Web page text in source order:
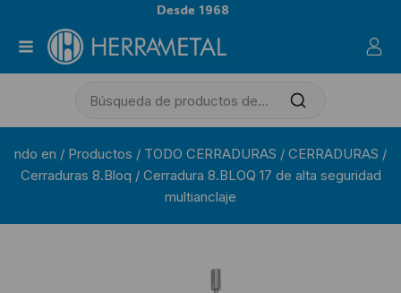
Desde 1968
ndo en / Productos / TODO CERRADURAS / CERRADURAS /
Cerraduras 8.Bloq / Cerradura 8.BLOQ 17 de alta seguridad
multianclaje